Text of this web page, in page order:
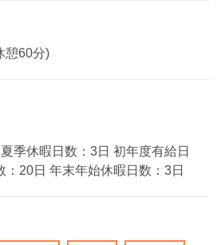
憩60分)
季休暇日数：3日 初年度有給日
20日 年末年始休暇日数：3日